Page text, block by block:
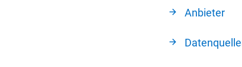
Anbieter